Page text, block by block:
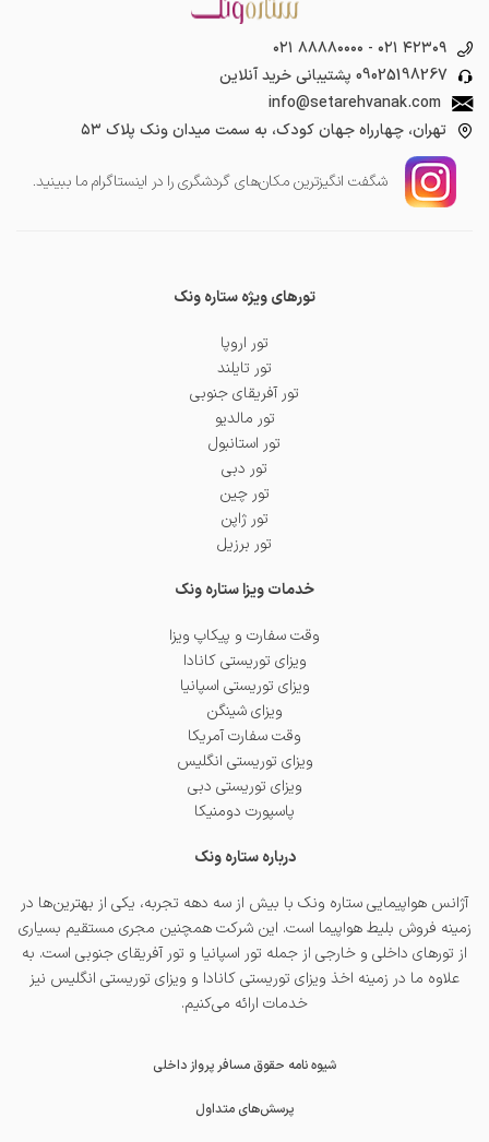
۰۲۱ ۸۸۸۸۰۰۰۰ - ۰۲۱ ۴۲۳۰۹
09025198267 پشتیبانی خرید آنلاین
info@setarehvanak.com
تهران، چهارراه جهان کودک، به سمت میدان ونک پلاک ۵۳
شگفت انگیز‌ترین مکان‌های گردشگری را در اینستاگرام ما ببینید.
تورهای ویژه ستاره ونک
تور اروپا
تور تایلند
تور آفریقای جنوبی
تور مالدیو
تور استانبول
تور دبی
تور چین
تور ژاپن
تور برزیل
خدمات ویزا ستاره ونک
وقت سفارت و پیکاپ ویزا
ویزای توریستی کانادا
ویزای توریستی اسپانیا
ویزای شینگن
وقت سفارت آمریکا
ویزای توریستی انگلیس
ویزای توریستی دبی
پاسپورت دومنیکا
درباره ستاره ونک
آژانس هواپیمایی ستاره ونک با بیش از سه دهه تجربه، یکی از بهترین‌ها در
زمینه فروش بلیط هواپیما است. این شرکت همچنین مجری مستقیم بسیاری
از تورهای داخلی و خارجی از جمله تور اسپانیا و تور آفریقای جنوبی است. به
علاوه ما در زمینه اخذ ویزای توریستی کانادا و ویزای توریستی انگلیس نیز
خدمات ارائه می‌کنیم.
شیوه نامه حقوق مسافر پرواز داخلی
پرسش‌های متداول